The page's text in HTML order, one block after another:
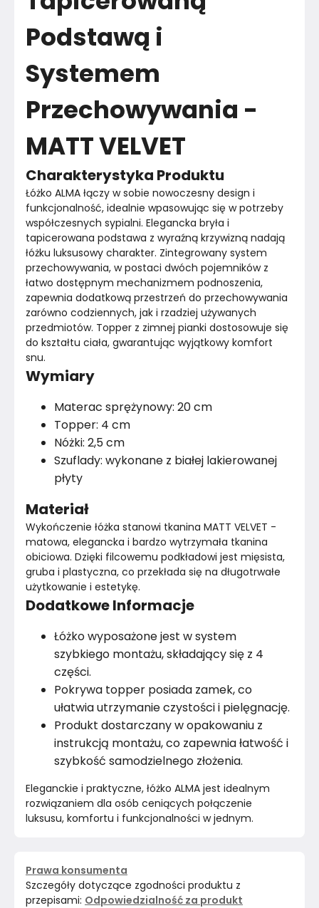
Marka KOMFORTOWE MEBLE
Montaż
Podstawą i
Systemem
Przechowywania -
MATT VELVET
Charakterystyka Produktu
Łóżko ALMA łączy w sobie nowoczesny design i
funkcjonalność, idealnie wpasowując się w potrzeby
współczesnych sypialni. Elegancka bryła i
tapicerowana podstawa z wyraźną krzywizną nadają
łóżku luksusowy charakter. Zintegrowany system
przechowywania, w postaci dwóch pojemników z
łatwo dostępnym mechanizmem podnoszenia,
zapewnia dodatkową przestrzeń do przechowywania
zarówno codziennych, jak i rzadziej używanych
przedmiotów. Topper z zimnej pianki dostosowuje się
do kształtu ciała, gwarantując wyjątkowy komfort
snu.
Wymiary
Materac sprężynowy: 20 cm
Topper: 4 cm
Nóżki: 2,5 cm
Szuflady: wykonane z białej lakierowanej
płyty
Materiał
Wykończenie łóżka stanowi tkanina MATT VELVET -
matowa, elegancka i bardzo wytrzymała tkanina
obiciowa. Dzięki filcowemu podkładowi jest mięsista,
gruba i plastyczna, co przekłada się na długotrwałe
użytkowanie i estetykę.
Dodatkowe Informacje
Łóżko wyposażone jest w system
szybkiego montażu, składający się z 4
części.
Pokrywa topper posiada zamek, co
ułatwia utrzymanie czystości i pielęgnację.
Produkt dostarczany w opakowaniu z
instrukcją montażu, co zapewnia łatwość i
szybkość samodzielnego złożenia.
Eleganckie i praktyczne, łóżko ALMA jest idealnym
rozwiązaniem dla osób ceniących połączenie
luksusu, komfortu i funkcjonalności w jednym.
Prawa konsumenta
Szczegóły dotyczące zgodności produktu z
przepisami: Odpowiedzialność za produkt